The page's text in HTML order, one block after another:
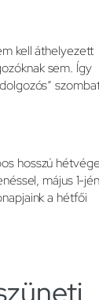
kell áthelyezett
sem. Így
hosszú
május 1-
a hétfői